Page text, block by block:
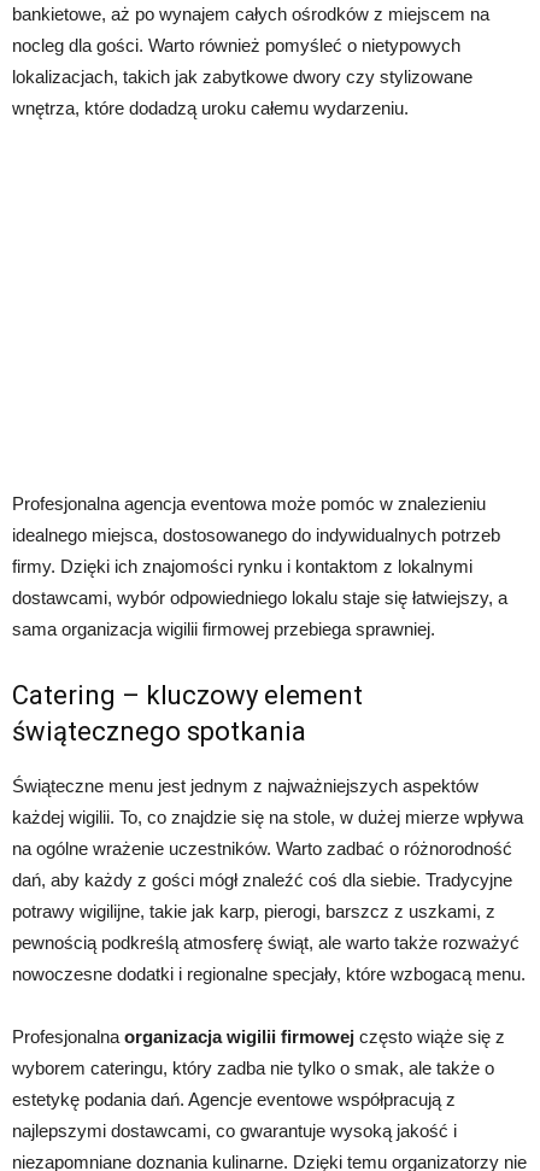
bankietowe, aż po wynajem całych ośrodków z miejscem na
nocleg dla gości. Warto również pomyśleć o nietypowych
lokalizacjach, takich jak zabytkowe dwory czy stylizowane
wnętrza, które dodadzą uroku całemu wydarzeniu.
Profesjonalna agencja eventowa może pomóc w znalezieniu
idealnego miejsca, dostosowanego do indywidualnych potrzeb
firmy. Dzięki ich znajomości rynku i kontaktom z lokalnymi
dostawcami, wybór odpowiedniego lokalu staje się łatwiejszy, a
sama organizacja wigilii firmowej przebiega sprawniej.
Catering – kluczowy element
świątecznego spotkania
Świąteczne menu jest jednym z najważniejszych aspektów
każdej wigilii. To, co znajdzie się na stole, w dużej mierze wpływa
na ogólne wrażenie uczestników. Warto zadbać o różnorodność
dań, aby każdy z gości mógł znaleźć coś dla siebie. Tradycyjne
potrawy wigilijne, takie jak karp, pierogi, barszcz z uszkami, z
pewnością podkreślą atmosferę świąt, ale warto także rozważyć
nowoczesne dodatki i regionalne specjały, które wzbogacą menu.
Profesjonalna organizacja wigilii firmowej często wiąże się z
wyborem cateringu, który zadba nie tylko o smak, ale także o
estetykę podania dań. Agencje eventowe współpracują z
najlepszymi dostawcami, co gwarantuje wysoką jakość i
niezapomniane doznania kulinarne. Dzięki temu organizatorzy nie